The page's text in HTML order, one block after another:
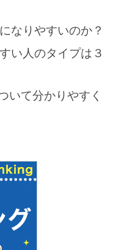
なりやすいのか？
い人のタイプは３
いて分かりやすく